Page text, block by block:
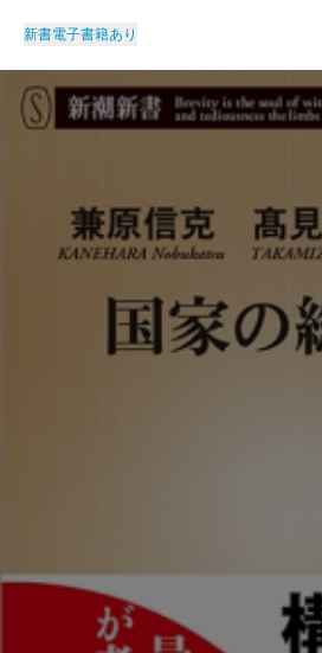
新書電子書籍あり